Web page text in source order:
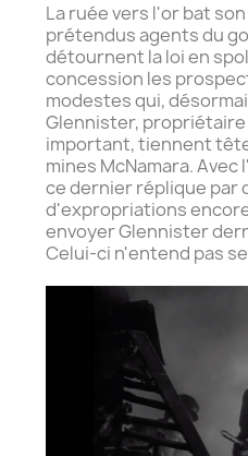
La ruée vers l'or bat
prétendus agents du
détournent la loi en
concession les
modestes qui,
Glennister,
important, tiennent
mines McNamara.
ce dernier réplique par
d'expropriations
envoyer Glennister
Celui-ci n'entend pas